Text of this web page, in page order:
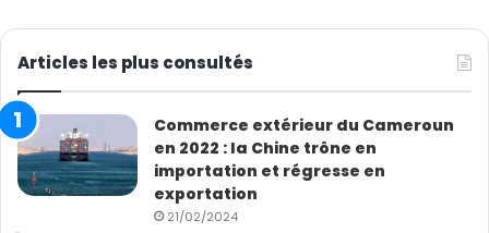
Articles les plus consultés
Commerce extérieur du Cameroun
en 2022 : la Chine trône en
importation et régresse en
exportation
21/02/2024